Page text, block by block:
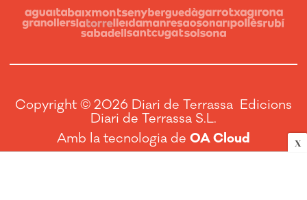
X
Copyright © 2026 Diari de Terrassa Edicions
Diari de Terrassa S.L.
Amb la tecnologia de OA Cloud